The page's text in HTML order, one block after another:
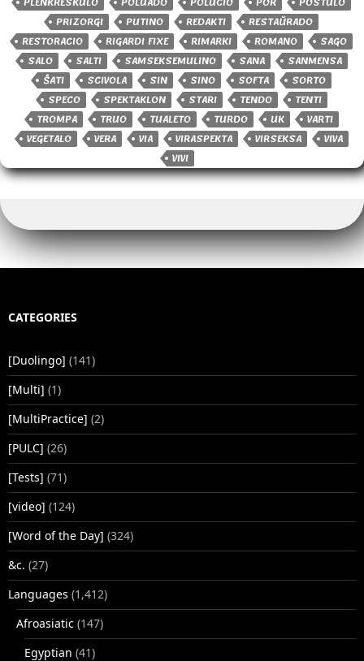
PRIZORGI
PUTINO REDAKTI
RESTAŬRADO
RESTORACIO
RIGARDI FIXE RIMARKI ROMANO
SAGO
SALO
SALTI SAMSEKSEMULINO SANA
SANMENSA
ŜATI
SCIVOLA SIN SINO SOFTA
SORTO
SPECO
SPEKTAKLON STARI TENDO
TENTI
TROMPA
TRUO TUALETO TURDO UK
VARTI
VEGETALO
VERA VIA VIRASPEKTA VIRSEKSA
VIVA
VIVI
CATEGORIES
[Duolingo] (141)
[Multi] (1)
[MultiPractice] (2)
[PULC] (26)
[Tests] (71)
[video] (124)
[Word of the Day] (324)
&c. (27)
Languages (1,412)
Afroasiatic (147)
Egyptian (41)